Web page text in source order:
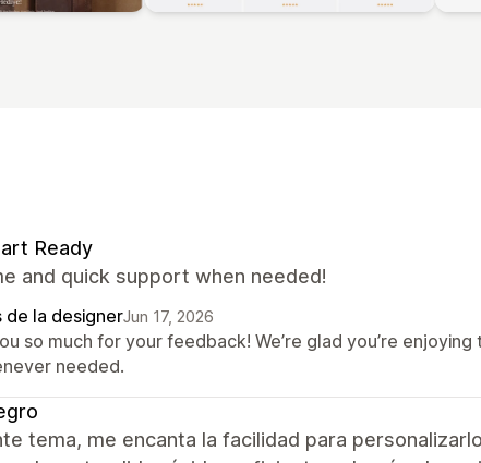
Ready
and quick support when needed!
de la designerJun 17, 2026
so much for your feedback! We’re glad you’re
needed.
tema, me encanta la facilidad para